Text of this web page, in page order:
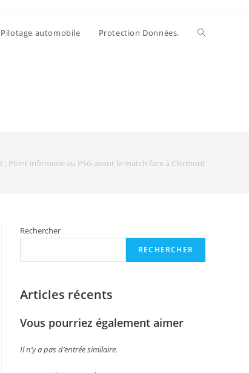
automobile Protection Données.
: Point infirmerie au PSG avant le match face à Clermont
Rechercher
RECHERCHER
Articles récents
Vous pourriez également aimer
Il n’y a pas d’entrée similaire.